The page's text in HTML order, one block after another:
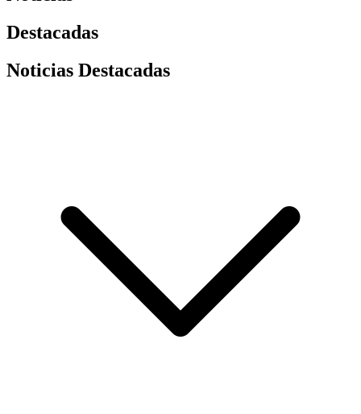
Destacadas
Noticias Destacadas